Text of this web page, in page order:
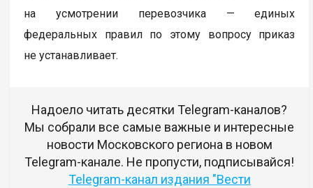
на усмотрении перевозчика — единых
федеральных правил по этому вопросу приказ
не устанавливает.
Надоело читать десятки Telegram-каналов?
Мы собрали все самые важные и интересные
новости Московского региона в новом
Telegram-канале. Не пропусти, подписывайся!
Telegram-канал издания "Вести